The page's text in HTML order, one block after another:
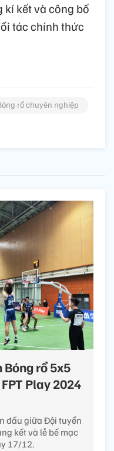
kí kết và công bố
tác chính thức
rổ chuyên nghiệp
rổ 5x5
Play 2024
đấu giữa Đội tuyển
kết và lễ bế mạc
17/12.